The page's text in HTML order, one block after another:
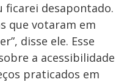
ficarei desapontado.
que votaram em
disse ele. Esse
a acessibilidade
praticados em